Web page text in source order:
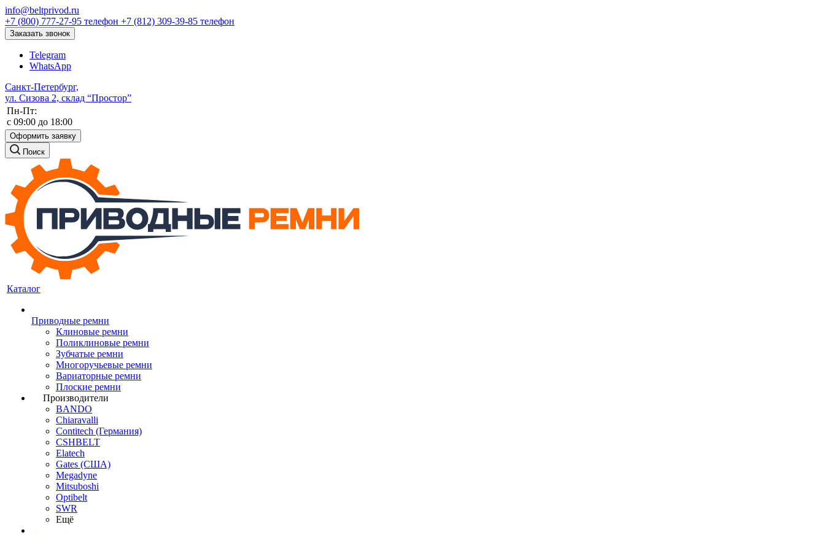
info@beltprivod.ru
+7 (800) 777-27-95 телефон +7 (812) 309-39-85 телефон
Заказать звонок
Telegram
WhatsApp
Санкт-Петербург,
ул. Сизова 2, склад “Простор”
Пн-Пт:
c 09:00 до 18:00
Оформить заявку
Поиск
Каталог
Приводные ремни
Клиновые ремни
Поликлиновые ремни
Зубчатые ремни
Многоручьевые ремни
Вариаторные ремни
Плоские ремни
Производители
BANDO
Chiaravalli
Contitech (Германия)
CSHBELT
Elatech
Gates (США)
Megadyne
Mitsuboshi
Optibelt
SWR
Ещё